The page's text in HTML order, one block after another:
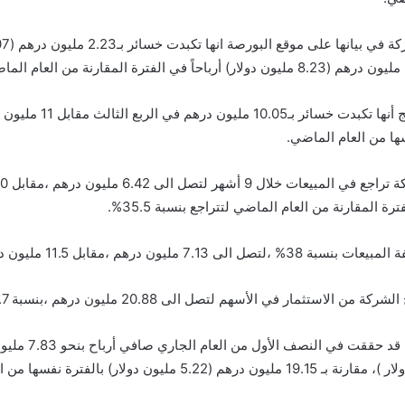
وأظهرت النتائج أنها تكبدت
من العام الماضي.
المقارنة من العام الماضي لتتراجع بنسبة 35.5%.
الى 7.13 مليون درهم ،مقابل 11.5 مليون درهم.
من الاستثمار في الأسهم لتصل الى 20.88 مليون درهم ،بنسبة 28.7%.
وكانت الشركة قد